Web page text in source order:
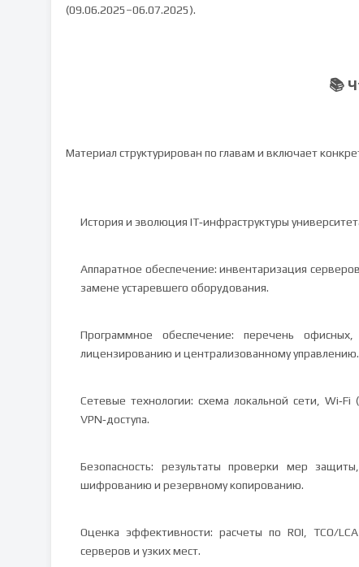
(09.06.2025–06.07.2025).
📚
Материал структурирован по главам и включает
История и эволюция IT‑инфраструктуры
Аппаратное обеспечение: инвентаризация
замене устаревшего оборудования.
Программное обеспечение: перечень
лицензированию и централизованному управлению.
Сетевые технологии: схема локальной сети,
VPN‑доступа.
Безопасность: результаты проверки мер
шифрованию и резервному копированию.
Оценка эффективности: расчеты по ROI, TCO/
серверов и узких мест.